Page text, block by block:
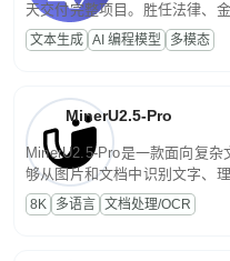
天交付完整项目。胜任法律、
话端到端交付生产级成果。原
程，支持超长文档与长视频的
文本生成 AI 编程模型 多模态
MinerU2.5-Pro
MinerU2.5-Pro是一款面向复
够从图片和文档中识别文字、
为便于存储、检索和二次处理的
8K 多语言 文档处理/OCR